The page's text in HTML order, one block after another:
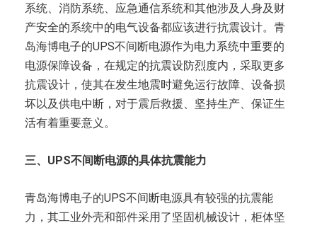
系统、消防系统、应急通信系统和其他涉及人身及财
产安全的系统中的电气设备都应该进行抗震设计。青
岛海博电子的UPS不间断电源作为电力系统中重要的
电源保障设备，在规定的抗震设防烈度内，采取更多
抗震设计，使其在发生地震时避免运行故障、设备损
坏以及供电中断，对于震后救援、坚持生产、保证生
活有着重要意义。
三、UPS不间断电源的具体抗震能力
青岛海博电子的UPS不间断电源具有较强的抗震能
力，其工业外壳和部件采用了坚固机械设计，柜体坚